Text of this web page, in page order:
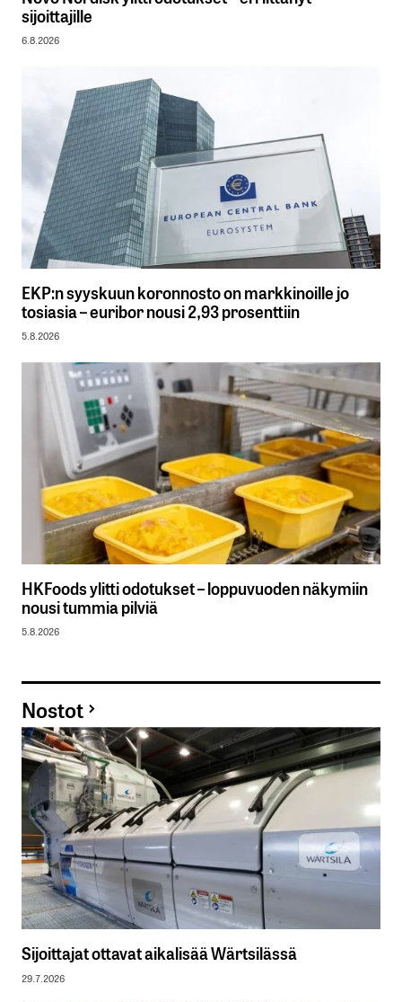
sijoittajille
6.8.2026
EKP:n syyskuun koronnosto on markkinoille jo
tosiasia – euribor nousi 2,93 prosenttiin
5.8.2026
HKFoods ylitti odotukset – loppuvuoden näkymiin
nousi tummia pilviä
5.8.2026
Nostot
Sijoittajat ottavat aikalisää Wärtsilässä
29.7.2026